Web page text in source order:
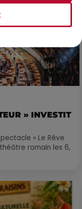
» INVESTIT
« Le Rêve
romain les 6,